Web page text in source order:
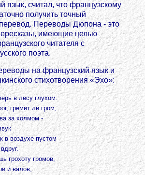
язык, считал, что французскому
получить точный
Переводы Дюпона - это
имеющие целью
читателя с
поэта.
на французский язык и
стихотворения «Эхо»:
в лесу глухом.
гремит ли гром,
за холмом -
в воздухе пустом
грохоту громов,
и валов,